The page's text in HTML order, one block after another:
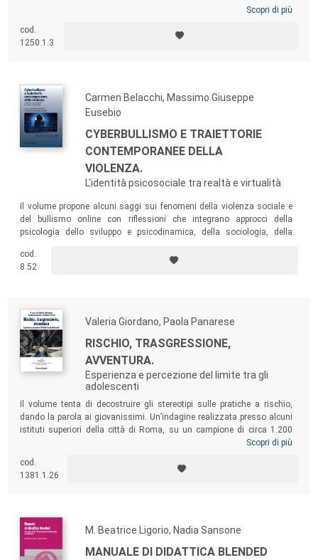
tecnologie? E quali sono le più opportune tipologie di trattamento di tali
rivolgono ai ragazzi stessi, ai genitori, ai professionisti coinvolti nello
sviluppo e nell’educazione degli adolescenti, nonché a chiunque voglia
Scopri di più
cod.
1250.1.3
Carmen Belacchi, Massimo Giuseppe
Eusebio
CYBERBULLISMO E TRAIETTORIE
CONTEMPORANEE DELLA
VIOLENZA.
L'identità psicosociale tra realtà e virtualità
Il volume propone alcuni saggi sui fenomeni della violenza sociale e
del bullismo online con riflessioni che integrano approcci della
psicologia dello sviluppo e psicodinamica, della sociologia, della
e delle scienze della comunicazione.
cod.
8.52
Valeria Giordano, Paola Panarese
RISCHIO, TRASGRESSIONE,
AVVENTURA.
Esperienza e percezione del limite tra gli
adolescenti
Il volume tenta di decostruire gli stereotipi sulle pratiche a rischio,
dando la parola ai giovanissimi. Un’indagine realizzata presso alcuni
istituti superiori della città di Roma, su un campione di circa 1.200
studenti tra i 14 e i 20 anni, costituisce il punto di partenza per il
rappresentazione mediatica dei giochi pericolosi, e suggerisce spunti
per nuove e più documentate interpretazioni di questi comportamenti.
Scopri di più
cod.
1381.1.26
M. Beatrice Ligorio, Nadia Sansone
MANUALE DI DIDATTICA BLENDED